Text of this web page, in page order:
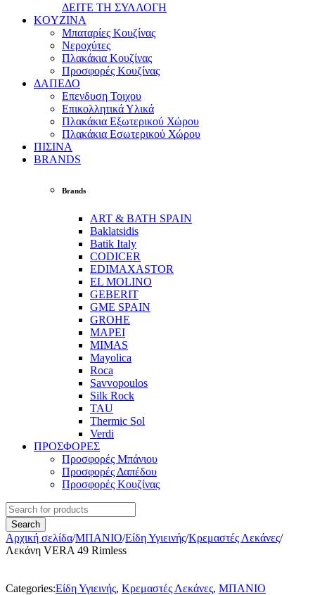
ΔΕΙΤΕ ΤΗ ΣΥΛΛΟΓΗ
KOYZINA
Μπαταρίες Κουζίνας
Νεροχύτες
Πλακάκια Κουζίνας
Προσφορές Κουζίνας
ΔΑΠΕΔΟ
Επενδυση Τοιχου
Επικολλητικά Υλικά
Πλακάκια Εξωτερικού Χώρου
Πλακάκια Εσωτερικού Χώρου
ΠΙΣΙΝΑ
BRANDS
Brands
ART & BATH SPAIN
Baklatsidis
Batik Italy
CODICER
EDIMAXASTOR
EL MOLINO
GEBERIT
GME SPAIN
GROHE
MAPEI
MIMAS
Mayolica
Roca
Savvopoulos
Silk Rock
TAU
Thermic Sol
Verdi
ΠΡΟΣΦΟΡΕΣ
Προσφορές Μπάνιου
Προσφορές Δαπέδου
Προσφορές Κουζίνας
Αρχική σελίδα/ΜΠΑΝΙΟ/Είδη Υγιεινής/Κρεμαστές Λεκάνες/
Λεκάνη VERA 49 Rimless
Categories:Είδη Υγιεινής, Κρεμαστές Λεκάνες, ΜΠΑΝΙΟ